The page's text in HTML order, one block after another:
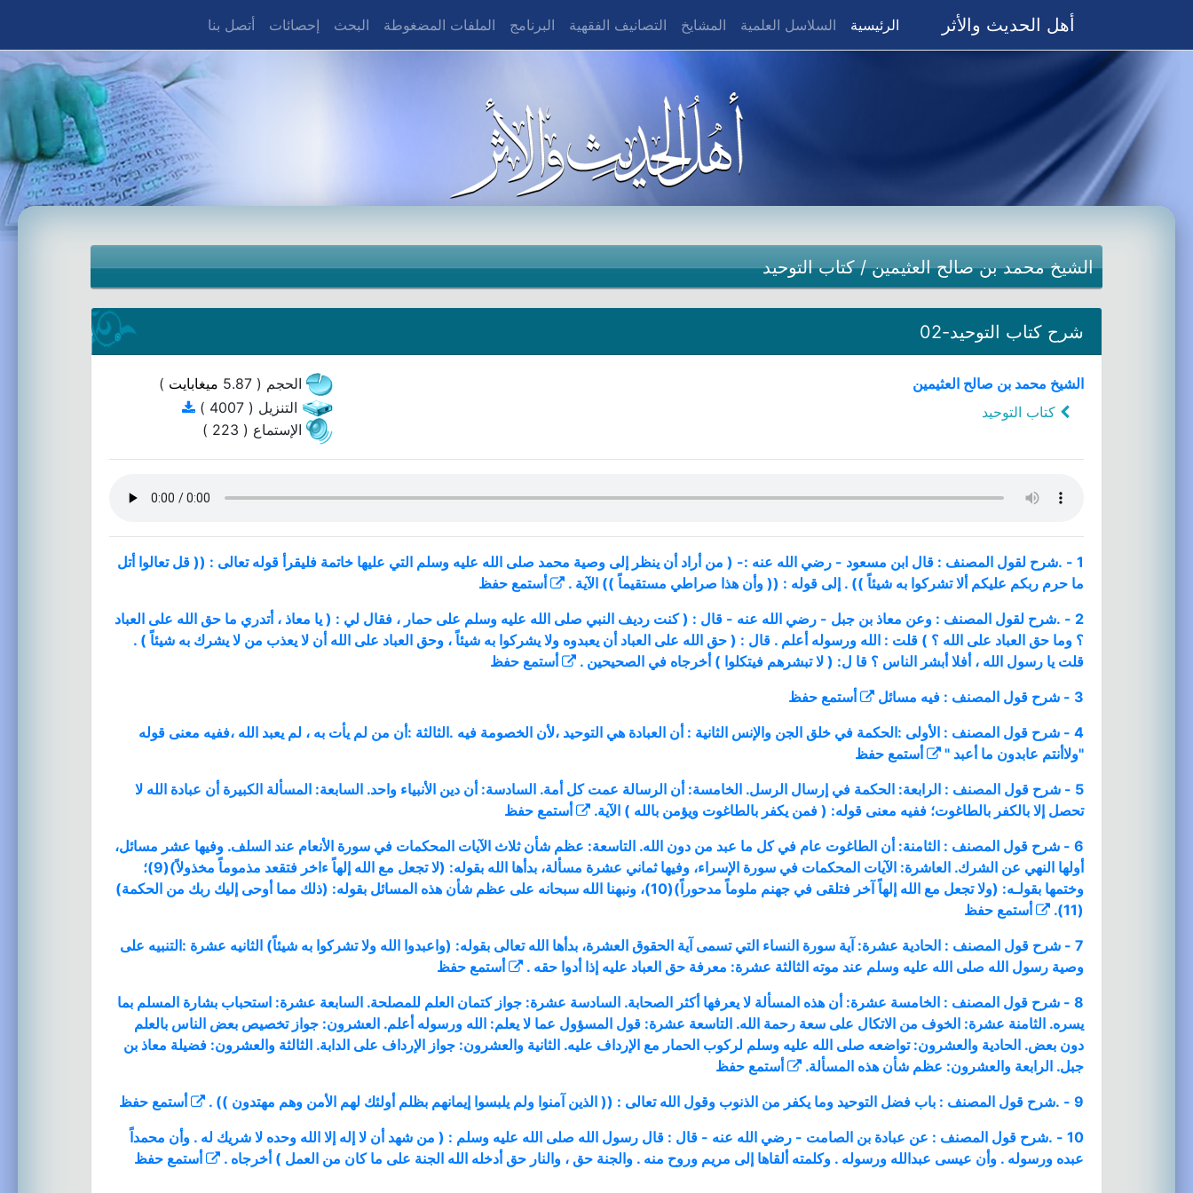
أهل الحديث والأثر الرئيسية السلاسل العلمية المشايخ التصانيف الفقهية البرنامج الملفات المضغوطة البحث إحصائات أتصل بنا
الشيخ محمد بن صالح العثيمين/كتاب التوحيد
شرح كتاب التوحيد-02
الشيخ محمد بن صالح العثيمين
كتاب التوحيد
الحجم ( 5.87 ميغابايت )
التنزيل ( 4007 )
الإستماع ( 223 )
1 - .شرح لقول المصنف : قال ابن مسعود - رضي الله عنه :- ( من أراد أن ينظر إلى وصية محمد صلى الله عليه وسلم التي عليها خاتمة فليقرأ قوله تعالى : (( قل تعالوا أتل
ما حرم ربكم عليكم ألا تشركوا به شيئاً )) . إلى قوله : (( وأن هذا صراطي مستقيماً )) الآية .
أستمع حفظ
2 - .شرح لقول المصنف : وعن معاذ بن جبل - رضي الله عنه - قال : ( كنت رديف النبي صلى الله عليه وسلم على حمار ، فقال لي : ( يا معاذ ، أتدري ما حق الله على العباد
؟ وما حق العباد على الله ؟ ) قلت : الله ورسوله أعلم . قال : ( حق الله على العباد أن يعبدوه ولا يشركوا به شيئاً ، وحق العباد على الله أن لا يعذب من لا يشرك به شيئاً ) .
قلت يا رسول الله ، أفلا أبشر الناس ؟ قا ل: ( لا تبشرهم فيتكلوا ) أخرجاه في الصحيحين .
أستمع حفظ
3 - شرح قول المصنف : فيه مسائل
أستمع حفظ
4 - شرح قول المصنف : الأولى :الحكمة في خلق الجن والإنس الثانية : أن العبادة هي التوحيد ،لأن الخصومة فيه .الثالثة :أن من لم يأت به ، لم يعبد الله ،ففيه معنى قوله
"ولاأنتم عابدون ما أعبد "
أستمع حفظ
5 - شرح قول المصنف : الرابعة: الحكمة في إرسال الرسل. الخامسة: أن الرسالة عمت كل أمة. السادسة: أن دين الأنبياء واحد. السابعة: المسألة الكبيرة أن عبادة الله لا
تحصل إلا بالكفر بالطاغوت؛ ففيه معنى قوله: ( فمن يكفر بالطاغوت ويؤمن بالله ) الآية.
أستمع حفظ
6 - شرح قول المصنف : الثامنة: أن الطاغوت عام في كل ما عبد من دون الله. التاسعة: عظم شأن ثلاث الآيات المحكمات في سورة الأنعام عند السلف. وفيها عشر مسائل،
أولها النهي عن الشرك. العاشرة: الآيات المحكمات في سورة الإسراء، وفيها ثماني عشرة مسألة، بدأها الله بقوله: (لا تجعل مع الله إلهاً ءاخر فتقعد مذموماً مخذولاً)(9)؛
وختمها بقولـه: (ولا تجعل مع الله إلهاً آخر فتلقى في جهنم ملوماً مدحوراً)(10)، ونبهنا الله سبحانه على عظم شأن هذه المسائل بقوله: (ذلك مما أوحى إليك ربك من الحكمة)
(11).
أستمع حفظ
7 - شرح قول المصنف : الحادية عشرة: آية سورة النساء التي تسمى آية الحقوق العشرة، بدأها الله تعالى بقوله: (واعبدوا الله ولا تشركوا به شيئاً) الثانيه عشرة :التنبيه على
وصية رسول الله صلى الله عليه وسلم عند موته الثالثة عشرة: معرفة حق العباد عليه إذا أدوا حقه .
أستمع حفظ
8 - شرح قول المصنف : الخامسة عشرة: أن هذه المسألة لا يعرفها أكثر الصحابة. السادسة عشرة: جواز كتمان العلم للمصلحة. السابعة عشرة: استحباب بشارة المسلم بما
يسره. الثامنة عشرة: الخوف من الاتكال على سعة رحمة الله. التاسعة عشرة: قول المسؤول عما لا يعلم: الله ورسوله أعلم. العشرون: جواز تخصيص بعض الناس بالعلم
دون بعض. الحادية والعشرون: تواضعه صلى الله عليه وسلم لركوب الحمار مع الإرداف عليه. الثانية والعشرون: جواز الإرداف على الدابة. الثالثة والعشرون: فضيلة معاذ بن
جبل. الرابعة والعشرون: عظم شأن هذه المسألة.
أستمع حفظ
9 - .شرح قول المصنف : باب فضل التوحيد وما يكفر من الذنوب وقول الله تعالى : (( الذين آمنوا ولم يلبسوا إيمانهم بظلم أولئك لهم الأمن وهم مهتدون )) .
أستمع حفظ
10 - .شرح قول المصنف : عن عبادة بن الصامت - رضي الله عنه - قال : قال رسول الله صلى الله عليه وسلم : ( من شهد أن لا إله إلا الله وحده لا شريك له . وأن محمداً
عبده ورسوله . وأن عيسى عبدالله ورسوله . وكلمته ألقاها إلى مريم وروح منه . والجنة حق ، والنار حق أدخله الله الجنة على ما كان من العمل ) أخرجاه .
أستمع حفظ